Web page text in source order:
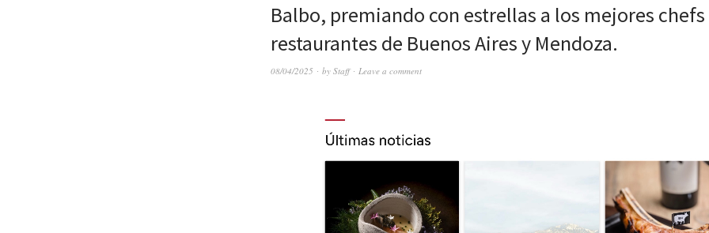
Balbo, premiando con estrellas a los mejores chefs
restaurantes de Buenos Aires y Mendoza.
08/04/2025 by Staff Leave a comment